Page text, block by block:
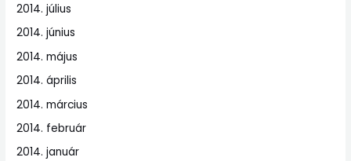
2014. július
2014. június
2014. május
2014. április
2014. március
2014. február
2014. január